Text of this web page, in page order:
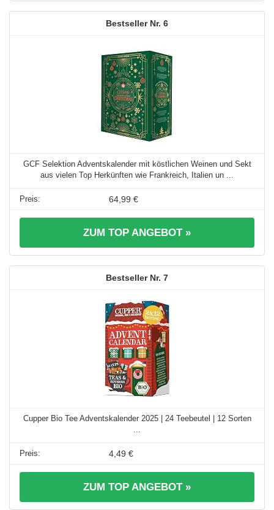
6
GCF Selektion Adventskalender mit köstlichen Weinen und Sekt
aus vielen Top Herkünften wie Frankreich, Italien un ...
64,99 €
ZUM TOP ANGEBOT »
7
Cupper Bio Tee Adventskalender 2025 | 24 Teebeutel | 12 Sorten
...
4,49 €
ZUM TOP ANGEBOT »